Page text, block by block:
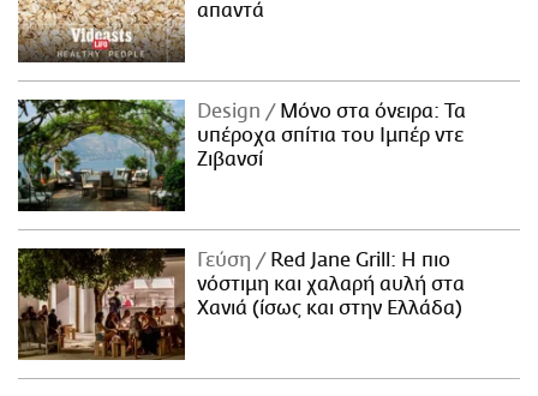
απαντά
Design
Μόνο στα όνειρα: Τα
υπέροχα σπίτια του Ιμπέρ ντε
Ζιβανσί
Γεύση
Red Jane Grill: Η πιο
νόστιμη και χαλαρή αυλή στα
Χανιά (ίσως και στην Ελλάδα)